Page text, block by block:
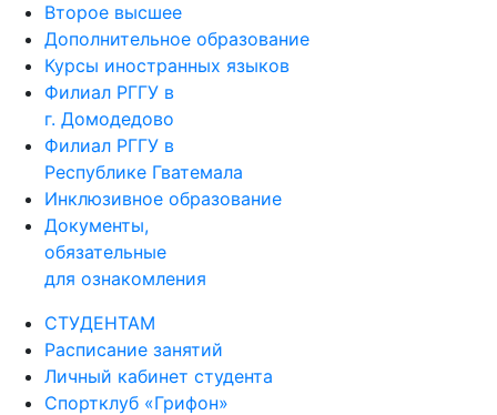
Второе высшее
Дополнительное образование
Курсы иностранных языков
Филиал РГГУ в
г. Домодедово
Филиал РГГУ в
Республике Гватемала
Инклюзивное образование
Документы,
обязательные
для ознакомления
СТУДЕНТАМ
Расписание занятий
Личный кабинет студента
Спортклуб «Грифон»